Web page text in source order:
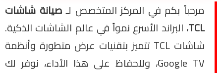
مرحباً بكم في المركز المتخصص لـصيانة شاشات
TCL، البراند الأسرع نمواً في عالم الشاشات الذكية.
شاشات TCL تتميز بتقنيات عرض متطورة وأنظمة
Google TV، وللحفاظ على هذا الأداء، نوفر لك